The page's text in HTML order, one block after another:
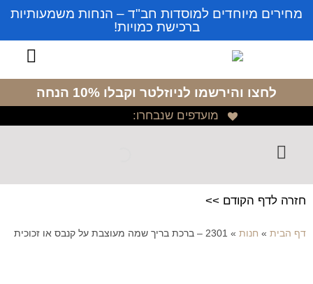
מחירים מיוחדים למוסדות חב"ד – הנחות משמעותיות
ברכישת כמויות!
לחצו והירשמו לניוזלטר וקבלו 10% הנחה
מועדפים שנבחרו:
חזרה לדף הקודם >>
דף הבית » חנות » 2301 – ברכת בריך שמה מעוצבת על קנבס או זכוכית